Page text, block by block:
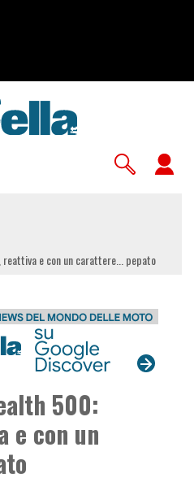
e con un carattere... pepato
500:
e con un